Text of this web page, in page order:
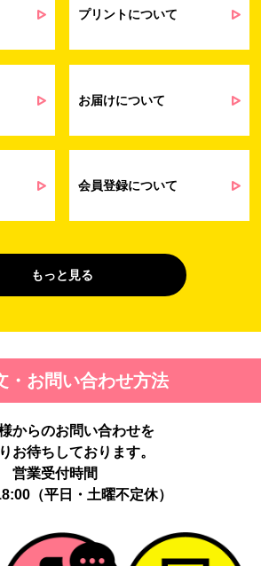
弊社製品やサービスに関する情報、また
は営業およびマーケティング活動（セミナ
にお知らせするため
問い合わせへの対応のため
お客様の作品紹介を通した販促活動のた
提供することが予定される場合の事項
パーソナライズ広告配信および効果測定・
・端末情報、（同意時）メールアドレス等の
管理コンソールからの連携。
者（例：Google LLC等）。
関する契約：提供先と個人情報取扱い契約
提供制限、安全管理措置等）を締結していま
以下掲げる場合以外に、事前にご本人の同意
とはありません。
プリントについて
お届けについて
会員登録について
もっと見る
・お問い合わせ方法
からのお問い合わせを
お待ちしております。
営業受付時間
（平日・土曜不定休）